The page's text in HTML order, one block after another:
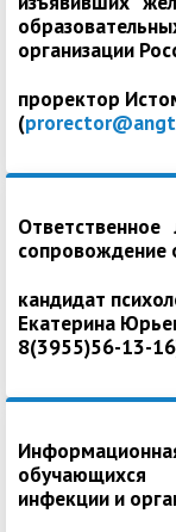
организации
проректор
(
Ответственное
сопровождение
кандидат
Екатерина
8(3955)56-13-
инфекции и